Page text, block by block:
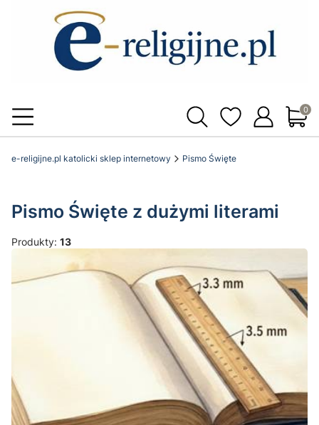
e-religijne.pl katolicki sklep internetowy Pismo Święte
Pismo Święte z dużymi literami
Produkty: 13